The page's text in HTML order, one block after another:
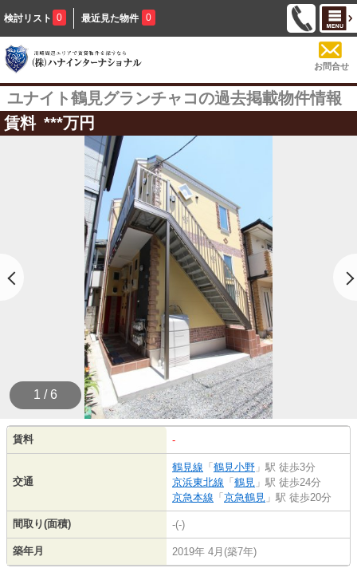
検討リスト 0 最近見た物件 0
お問合せ
ユナイト鶴見グランチャコの過去掲載物件情報
賃料 ***万円
1 / 6
賃料 -
交通
鶴見線 「 鶴見小野 」駅 徒歩3分
京浜東北線 「 鶴見 」駅 徒歩24分
京急本線 「 京急鶴見 」駅 徒歩20分
間取り(面積) -(-)
築年月 2019年 4月(築7年)